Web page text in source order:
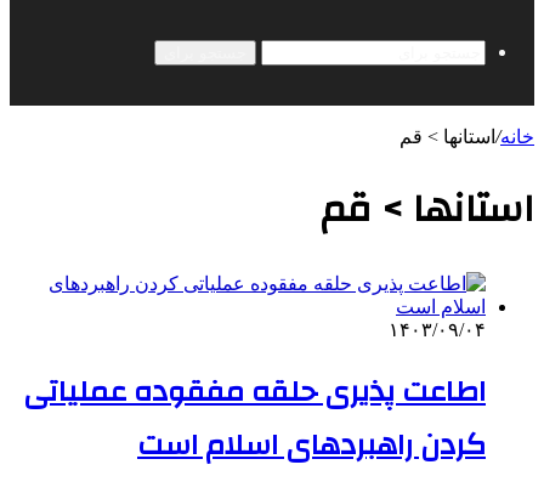
خانه/ استانها > قم
استانها > قم
۱۴۰۳/۰۹/۰۴
اطاعت پذیری حلقه مفقوده عملیاتی
کردن راهبردهای اسلام است